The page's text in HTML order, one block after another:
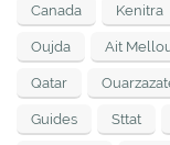
Canada Kenitra
Oujda Ait
Qatar
Guides Sttat